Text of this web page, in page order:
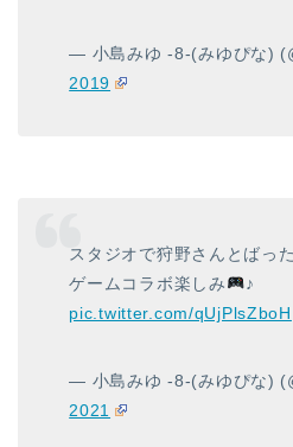
— 小島みゆ -8-(みゆぴな)
2019
スタジオで狩野さんとばっ
ゲームコラボ楽しみ
♪
pic.twitter.com/qUjPlsZboH
— 小島みゆ -8-(みゆぴな)
2021